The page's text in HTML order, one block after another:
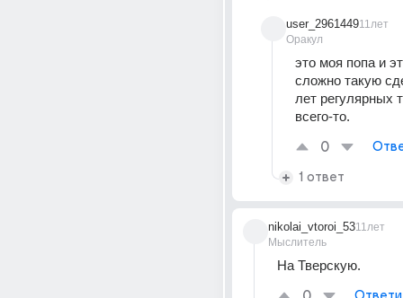
user_2961449
Оракул
11лет
это моя попа и
сложно такую
лет регулярных
всего-то.
0
1 ответ
nikolai_vtoroi_53
Мыслитель
11лет
На Тверскую.